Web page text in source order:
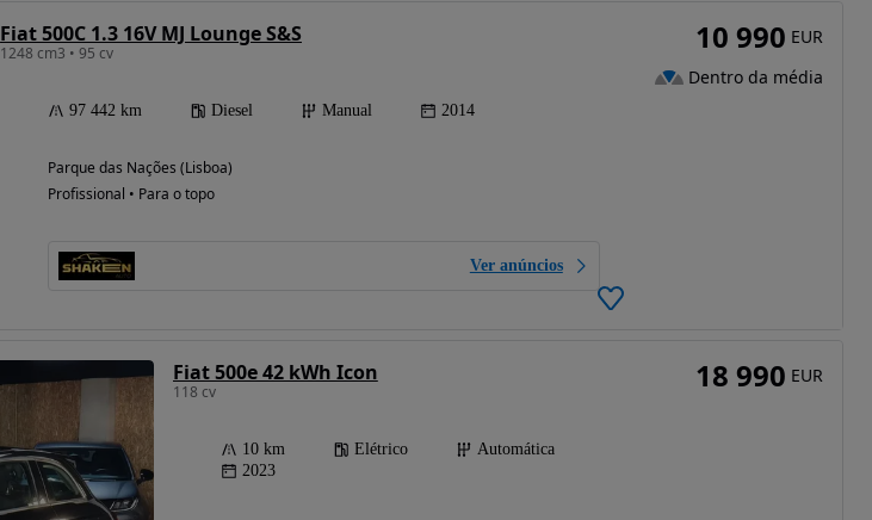
Fiat 500C 1.3 16V MJ Lounge S&S
1248 cm3 • 95 cv
97 442 km Diesel Manual 2014
Parque das Nações (Lisboa)
Profissional • Para o topo
Ver anúncios
10 990 EUR
Dentro da média
Fiat 500e 42 kWh Icon
118 cv
10 km Elétrico
Automática
2023
18 990 EUR